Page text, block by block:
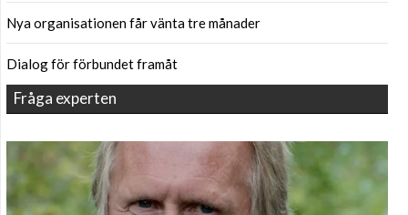
Nya organisationen får vänta tre månader
Dialog för förbundet framåt
Fråga experten